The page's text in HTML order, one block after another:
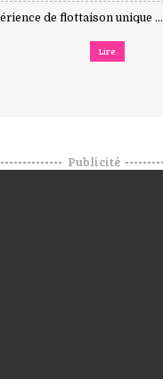
de flottaison unique ...
Lire
Publicité